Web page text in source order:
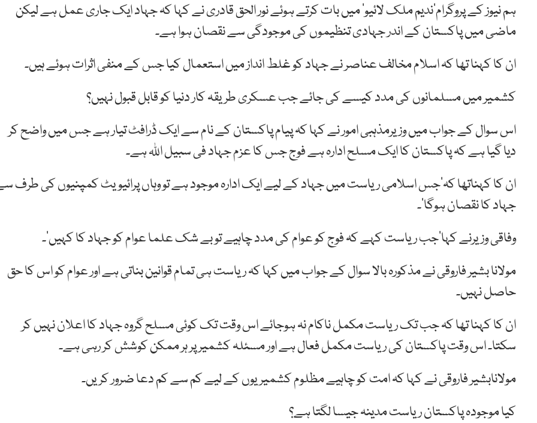
ہم نیوز کے پروگرام’ندیم ملک لائیو‘ میں بات کرتے ہوئے نور الحق قادری نے کہا کہ جہاد ایک جاری عمل ہے لیکن
ماضی میں پاکستان کے اندر جہادی تنظیموں کی موجودگی سے نقصان ہوا ہے۔
ان کا کہنا تھا کہ اسلام مخالف عناصر نے جہاد کو غلط انداز میں استعمال کیا جس کے منفی اثرات ہوئے ہیں۔
کشمیر میں مسلمانوں کی مدد کیسے کی جائے جب عسکری طریقہ کار دنیا کو قابل قبول نہیں؟
اس سوال کے جواب میں وزیرمذہبی امور نے کہا کہ پیام پاکستان کے نام سے ایک ڈرافٹ تیار ہے جس میں واضح کر
دیا گیا ہے کہ پاکستان کا ایک مسلح ادارہ ہے فوج جس کا عزم جہاد فی سبیل اللہ ہے۔
ان کا کہناتھا کہ’جس اسلامی ریاست میں جہاد کے لیے ایک ادارہ موجود ہے تو وہاں پرائیویٹ کمپنیوں کی طرف
جہاد کا نقصان ہوگا‘۔
وفاقی وزیرنے کہا’جب ریاست کہے کہ فوج کو عوام کی مدد چاہیے تو بے شک علما عوام کو جہاد کا کہیں‘۔
مولانا بشیر فاروقی نے مذکورہ بالا سوال کے جواب میں کہا کہ ریاست ہی تمام قوانین بناتی ہے اور عوام کو اس کا حق
حاصل نہیں۔
ان کا کہنا تھا کہ جب تک ریاست مکمل ناکام نہ ہوجائے اس وقت تک کوئی مسلح گروہ جہاد کا اعلان نہیں کر
سکتا۔ اس وقت پاکستان کی ریاست مکمل فعال ہے اور مسئلہ کشمیر پر ہر ممکن کوشش کر رہی ہے۔
مولانابشیر فاروقی نے کہا کہ امت کو چاہیے مظلوم کشمیریوں کے لیے کم سے کم دعا ضرور کریں۔
کیا موجودہ پاکستان ریاست مدینہ جیسا لگتا ہے؟